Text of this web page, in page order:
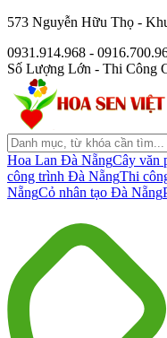
573 Nguyễn Hữu Thọ -
0931.914.968 -
Số Lượng Lớn - Thi Công
Hoa Lan Đà NẵngCây văn
công trình Đà NẵngThi
NẵngCỏ nhân tạo Đà Nẵng